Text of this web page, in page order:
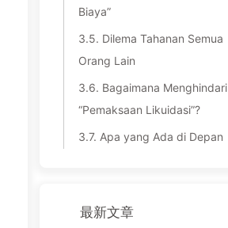
Biaya”
3.5. Dilema Tahanan Semua
Orang Lain
3.6. Bagaimana Menghindari
“Pemaksaan Likuidasi”?
3.7. Apa yang Ada di Depan
最新文章